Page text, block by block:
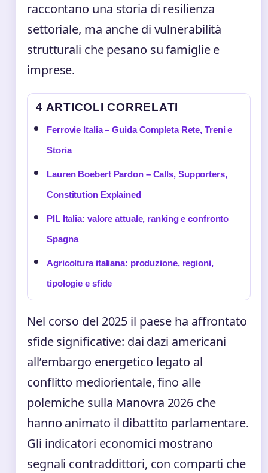
raccontano una storia di resilienza
settoriale, ma anche di vulnerabilità
strutturali che pesano su famiglie e
imprese.
4 ARTICOLI CORRELATI
Ferrovie Italia – Guida Completa Rete, Treni e
Storia
Lauren Boebert Pardon – Calls, Supporters,
Constitution Explained
PIL Italia: valore attuale, ranking e confronto
Spagna
Agricoltura italiana: produzione, regioni,
tipologie e sfide
Nel corso del 2025 il paese ha affrontato
sfide significative: dai dazi americani
all’embargo energetico legato al
conflitto mediorientale, fino alle
polemiche sulla Manovra 2026 che
hanno animato il dibattito parlamentare.
Gli indicatori economici mostrano
segnali contraddittori, con comparti che